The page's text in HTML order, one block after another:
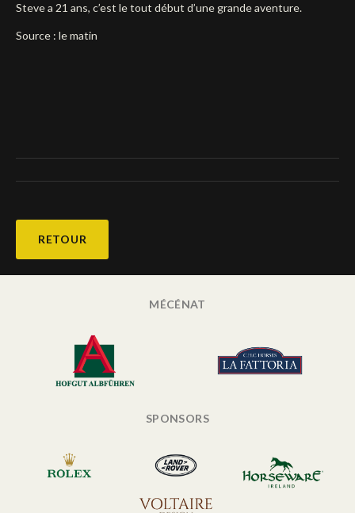
Steve a 21 ans, c’est le tout début d’une grande aventure.
Source : le matin
RETOUR
MÉCÉNAT
SPONSORS